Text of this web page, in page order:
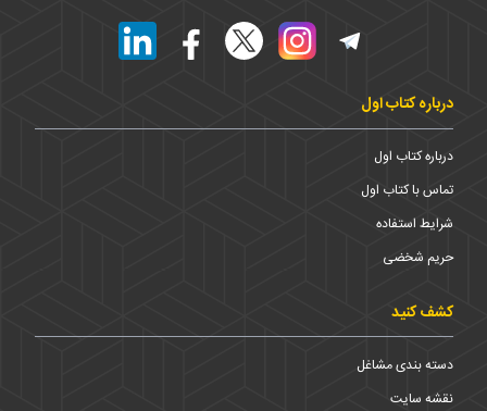
درباره کتاب اول
درباره کتاب اول
تماس با کتاب اول
شرایط استفاده
حریم شخضی
کشف کنید
دسته بندی مشاغل
نقشه سایت